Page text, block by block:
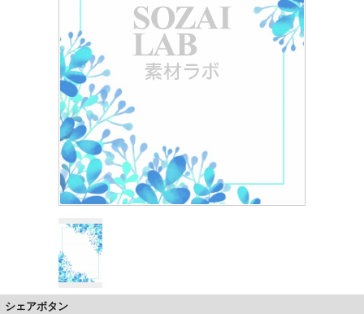
シェアボタン